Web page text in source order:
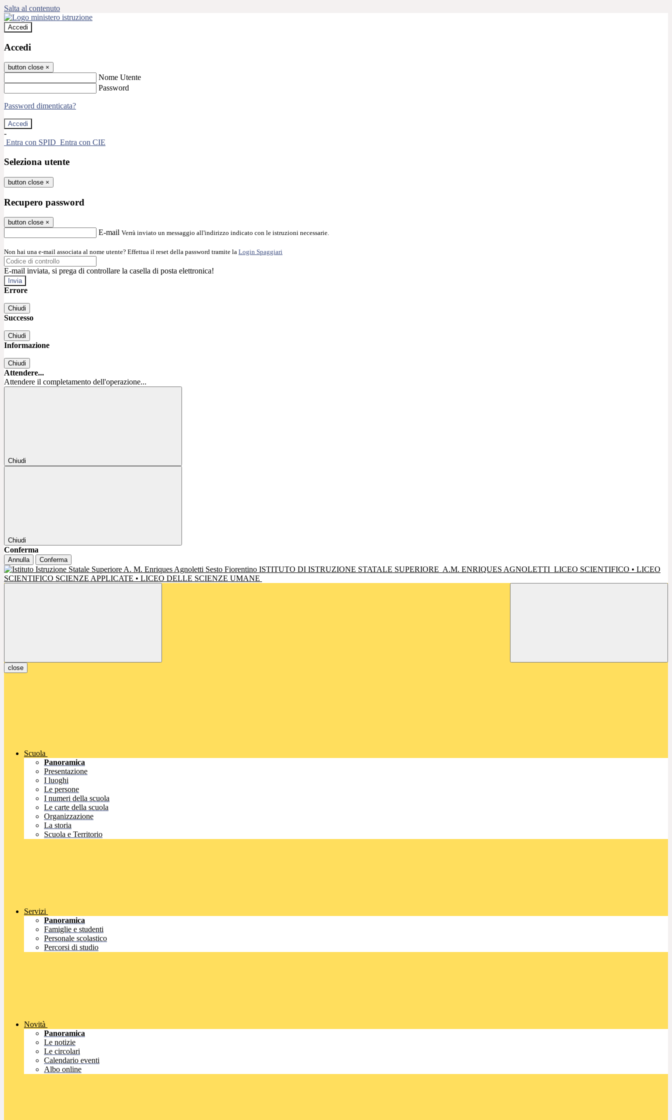
Salta al contenuto
Accedi
Accedi
button close ×
Nome Utente
Password
Password dimenticata?
-
Entra con SPID Entra con CIE
Seleziona utente
button close ×
Recupero password
button close ×
E-mail Verrà inviato un messaggio all'indirizzo indicato con le istruzioni necessarie.
Non hai una e-mail associata al nome utente? Effettua il reset della password tramite la Login Spaggiari
E-mail inviata, si prega di controllare la casella di posta elettronica!
Errore
Chiudi
Successo
Chiudi
Informazione
Chiudi
Attendere...
Attendere il completamento dell'operazione...
Chiudi
Chiudi
Conferma
Annulla Conferma
ISTITUTO DI ISTRUZIONE STATALE SUPERIORE A.M. ENRIQUES AGNOLETTI LICEO SCIENTIFICO • LICEO
SCIENTIFICO SCIENZE APPLICATE • LICEO DELLE SCIENZE UMANE
close
Scuola
Panoramica
Presentazione
I luoghi
Le persone
I numeri della scuola
Le carte della scuola
Organizzazione
La storia
Scuola e Territorio
Servizi
Panoramica
Famiglie e studenti
Personale scolastico
Percorsi di studio
Novità
Panoramica
Le notizie
Le circolari
Calendario eventi
Albo online